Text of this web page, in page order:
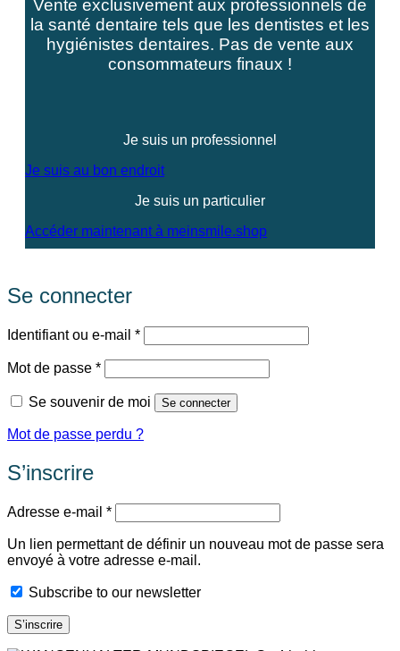
Vente exclusivement aux professionnels de
la santé dentaire tels que les dentistes et les
hygiénistes dentaires. Pas de vente aux
consommateurs finaux !
Je suis un professionnel
Je suis au bon endroit
Je suis un particulier
Accéder maintenant à meinsmile.shop
Se connecter
Identifiant ou e-mail *Obligatoire
Mot de passe *Obligatoire
Se souvenir de moi Se connecter
Mot de passe perdu ?
S’inscrire
Adresse e-mail *Obligatoire
Un lien permettant de définir un nouveau mot de passe sera
envoyé à votre adresse e-mail.
Subscribe to our newsletter
S’inscrire